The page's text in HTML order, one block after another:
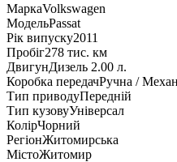
МаркаVolkswagen
МодельPassat
Рік випуску2011
Пробіг278 тис. км
ДвигунДизель 2.00 л.
Коробка передачРучна /
Тип приводуПередній
Тип кузовуУніверсал
КолірЧорний
РегіонЖитомирська
МістоЖитомир